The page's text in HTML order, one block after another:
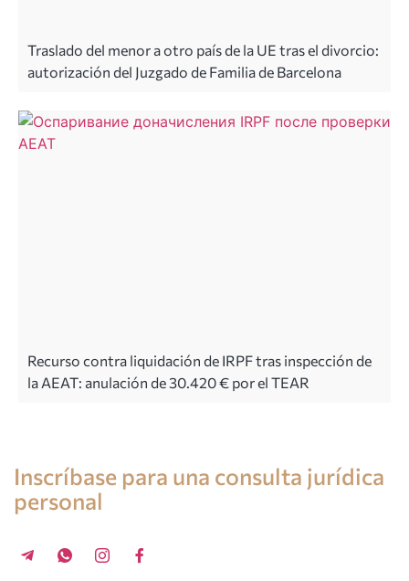
Traslado del menor a otro país de la UE tras el divorcio:
autorización del Juzgado de Familia de Barcelona
Recurso contra liquidación de IRPF tras inspección de
la AEAT: anulación de 30.420 € por el TEAR
Inscríbase para una consulta jurídica
personal